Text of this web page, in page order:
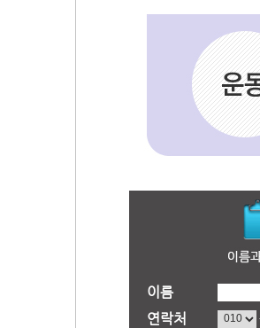
이름
연락처